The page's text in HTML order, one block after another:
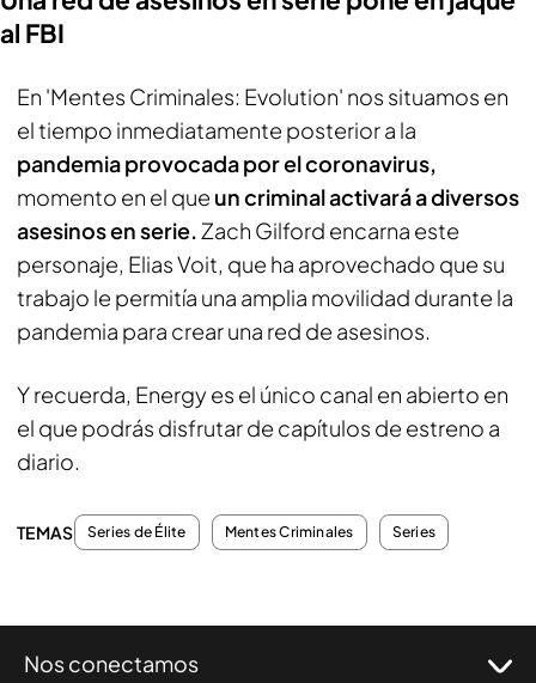
al FBI
En 'Mentes Criminales: Evolution' nos situamos en
el tiempo inmediatamente posterior a la
pandemia provocada por el coronavirus,
momento en el que un criminal activará a diversos
asesinos en serie. Zach Gilford encarna este
personaje, Elias Voit, que ha aprovechado que su
trabajo le permitía una amplia movilidad durante la
pandemia para crear una red de asesinos.
Y recuerda, Energy es el único canal en abierto en
el que podrás disfrutar de capítulos de estreno a
diario.
TEMAS Series de Élite Mentes Criminales Series
Nos conectamos